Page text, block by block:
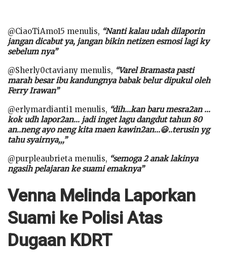
@CiaoTiAmo15 menulis, “Nanti kalau udah dilaporin
jangan dicabut ya, jangan bikin netizen esmosi lagi ky
sebelum nya”
@Sherly0ctaviany menulis, “Varel Bramasta pasti
marah besar ibu kandungnya babak belur dipukul oleh
Ferry Irawan”
@erlymardianti1 menulis, “dih…kan baru mesra2an …
kok udh lapor2an… jadi inget lagu dangdut tahun 80
an..neng ayo neng kita maen kawin2an…😃..terusin yg
tahu syairnya,,,”
@purpleaubrieta menulis, “semoga 2 anak lakinya
ngasih pelajaran ke suami emaknya”
Venna Melinda Laporkan
Suami ke Polisi Atas
Dugaan KDRT